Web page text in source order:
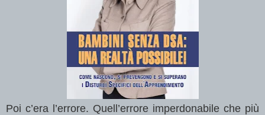
Poi c’era l’errore. Quell’errore imperdonabile che più